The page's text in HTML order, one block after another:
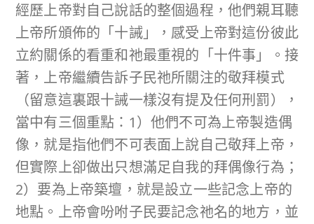
經歷上帝對自己說話的整個過程，他們親耳聽
上帝所頒佈的「十誡」，感受上帝對這份彼此
立約關係的看重和祂最重視的「十件事」。接
著，上帝繼續告訴子民祂所關注的敬拜模式
（留意這裏跟十誡一樣沒有提及任何刑罰），
當中有三個重點：1）他們不可為上帝製造偶
像，就是指他們不可表面上說自己敬拜上帝，
但實際上卻做出只想滿足自我的拜偶像行為；
2）要為上帝築壇，就是設立一些記念上帝的
地點。上帝會吩咐子民要記念祂名的地方，並